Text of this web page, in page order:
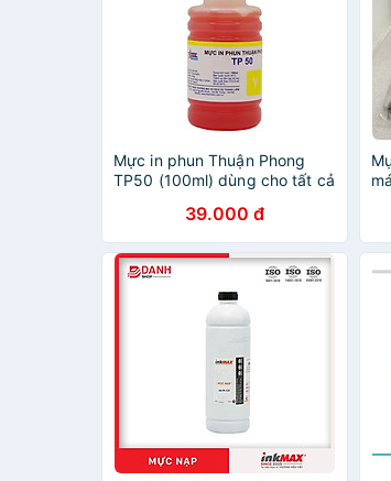
Mực in phun Thuận Phong
TP50 (100ml) dùng cho tất cả
HP, Canon - Hàng Chính Hãng
- Vàng
39.000 đ